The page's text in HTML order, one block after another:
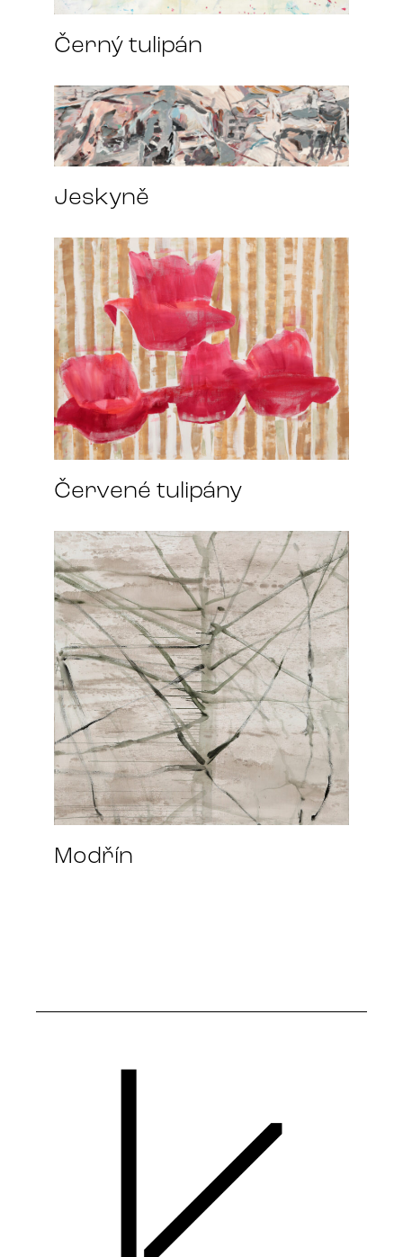
Černý tulipán
Jeskyně
Červené tulipány
Modřín